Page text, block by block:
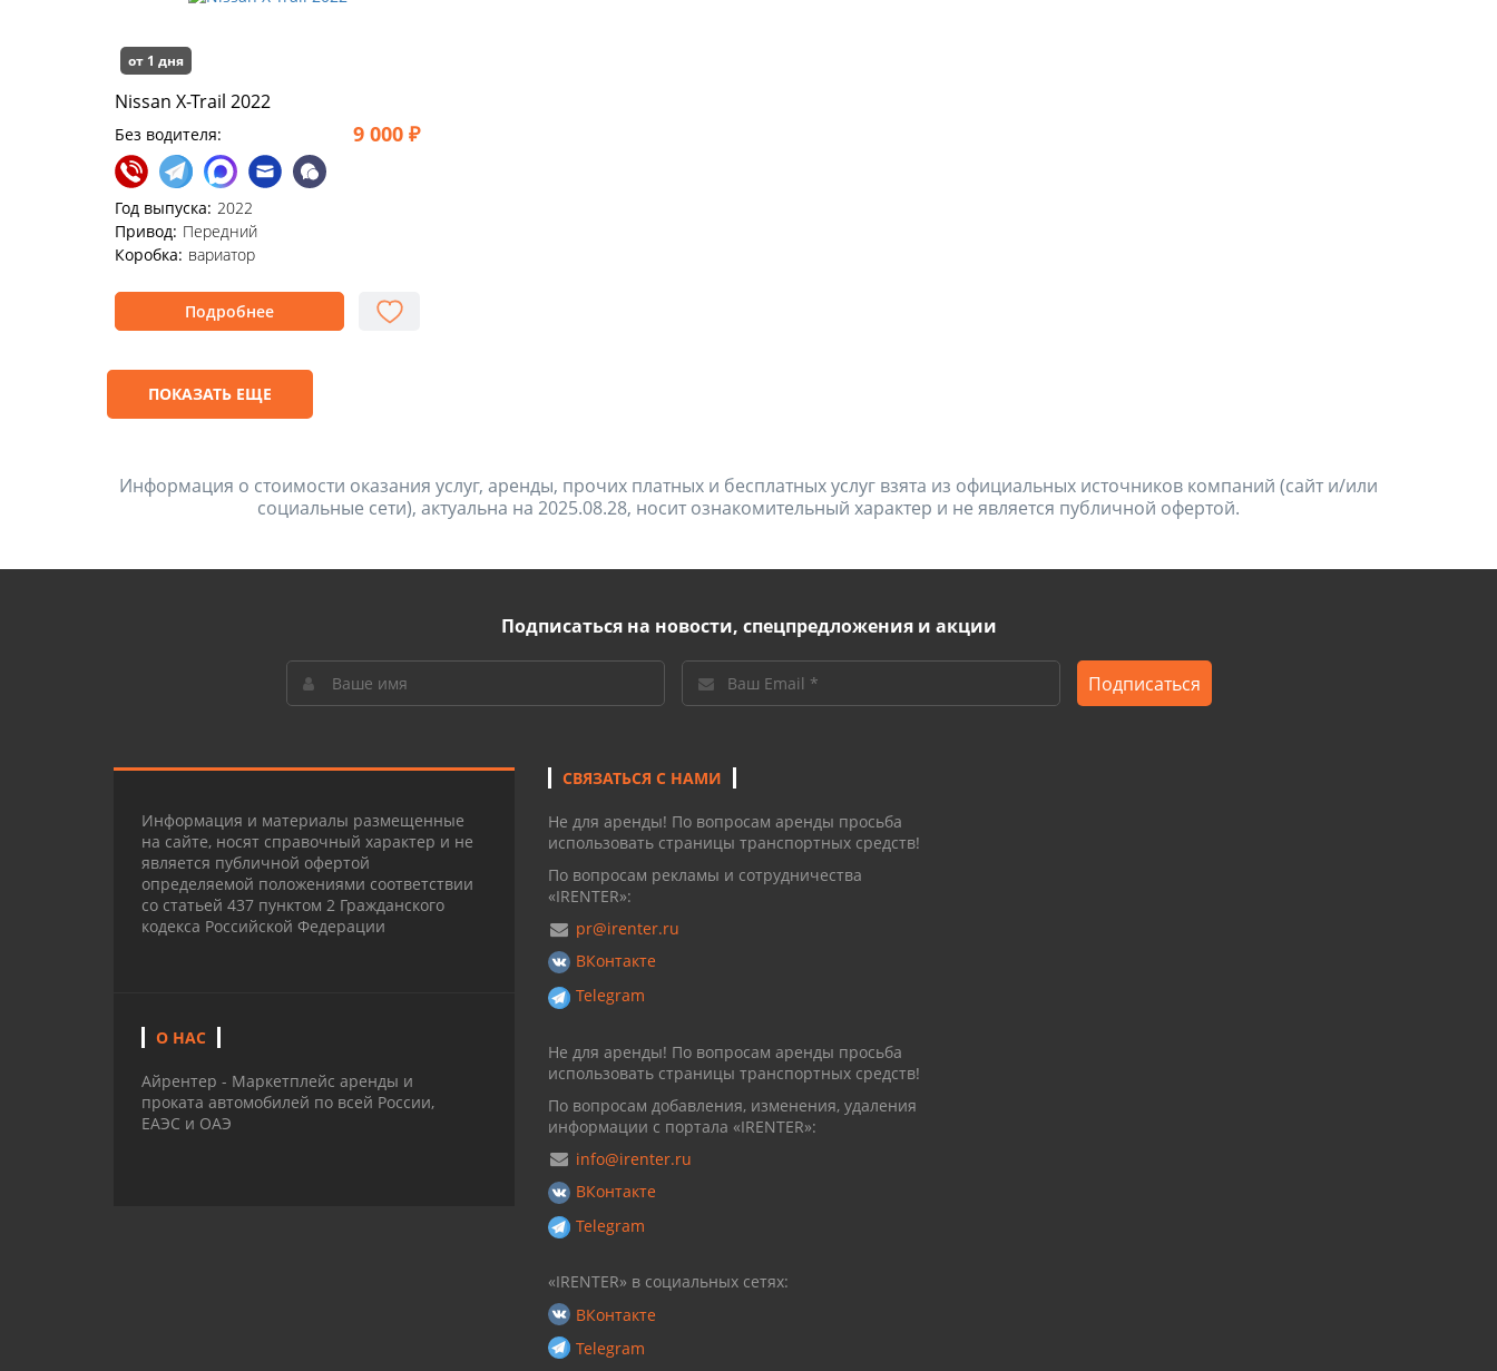
от 1 дня
Nissan X-Trail 2022
Без водителя: 9 000 ₽
Год выпуска: 2022
Привод: Передний
Коробка: вариатор
Подробнее
ПОКАЗАТЬ ЕЩЕ
Информация о стоимости оказания услуг, аренды, прочих платных и бесплатных услуг взята из официальных источников компаний (сайт и/или
социальные сети), актуальна на 2025.08.28, носит ознакомительный характер и не является публичной офертой.
Подписаться на новости, спецпредложения и акции
Подписаться
Информация и материалы размещенные
на сайте, носят справочный характер и не
является публичной офертой
определяемой положениями соответствии
со статьей 437 пунктом 2 Гражданского
кодекса Российской Федерации
О НАС
Айрентер - Маркетплейс аренды и
проката автомобилей по всей России,
ЕАЭС и ОАЭ
СВЯЗАТЬСЯ С НАМИ
Не для аренды! По вопросам аренды просьба
использовать страницы транспортных средств!
По вопросам рекламы и сотрудничества
«IRENTER»:
pr@irenter.ru
ВКонтакте
Telegram
Не для аренды! По вопросам аренды просьба
использовать страницы транспортных средств!
По вопросам добавления, изменения, удаления
информации с портала «IRENTER»:
info@irenter.ru
ВКонтакте
Telegram
«IRENTER» в социальных сетях:
ВКонтакте
Telegram